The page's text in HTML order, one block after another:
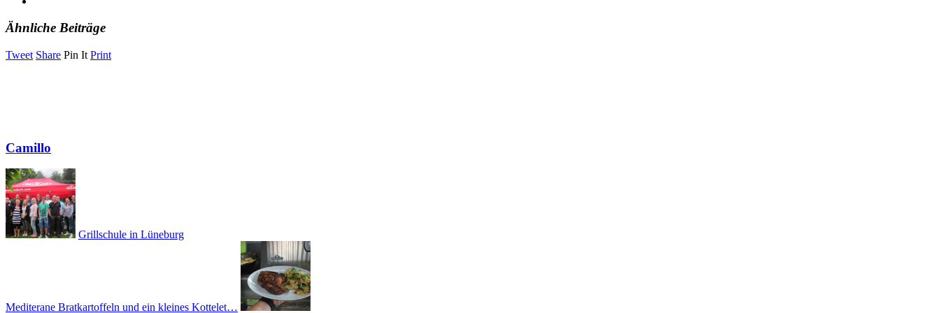
Ähnliche Beiträge
Tweet Share Pin It Print
Camillo
Grillschule in Lüneburg
Mediterane Bratkartoffeln und ein kleines Kottelet…